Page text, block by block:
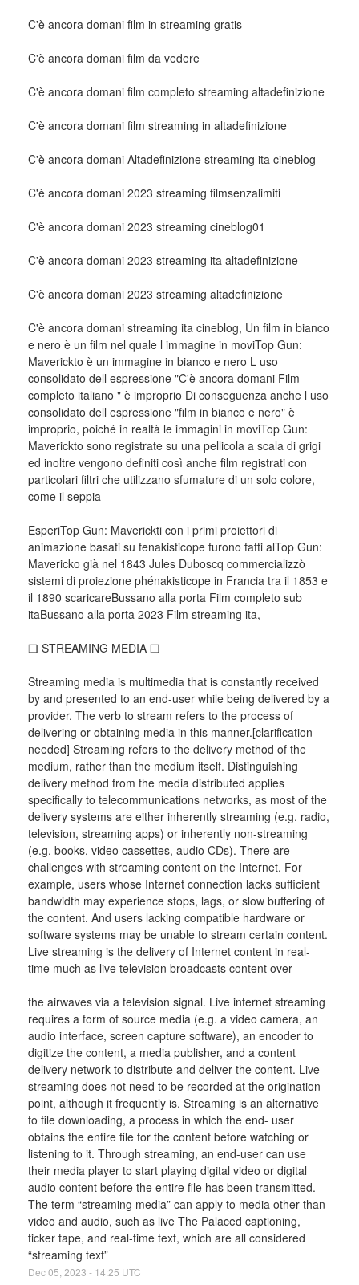
C'è ancora domani film in streaming gratis
C'è ancora domani film da vedere
C'è ancora domani film completo streaming altadefinizione
C'è ancora domani film streaming in altadefinizione
C'è ancora domani Altadefinizione streaming ita cineblog
C'è ancora domani 2023 streaming filmsenzalimiti
C'è ancora domani 2023 streaming cineblog01
C'è ancora domani 2023 streaming ita altadefinizione
C'è ancora domani 2023 streaming altadefinizione
C'è ancora domani streaming ita cineblog, Un film in bianco
e nero è un film nel quale l immagine in moviTop Gun:
Maverickto è un immagine in bianco e nero L uso
consolidato dell espressione "C'è ancora domani Film
completo italiano " è improprio Di conseguenza anche l uso
consolidato dell espressione "film in bianco e nero" è
improprio, poiché in realtà le immagini in moviTop Gun:
Maverickto sono registrate su una pellicola a scala di grigi
ed inoltre vengono definiti così anche film registrati con
particolari filtri che utilizzano sfumature di un solo colore,
come il seppia
EsperiTop Gun: Maverickti con i primi proiettori di
animazione basati su fenakisticope furono fatti alTop Gun:
Mavericko già nel 1843 Jules Duboscq commercializzò
sistemi di proiezione phénakisticope in Francia tra il 1853 e
il 1890 scaricareBussano alla porta Film completo sub
itaBussano alla porta 2023 Film streaming ita,
❏ STREAMING MEDIA ❏
Streaming media is multimedia that is constantly received
by and presented to an end-user while being delivered by a
provider. The verb to stream refers to the process of
delivering or obtaining media in this manner.[clarification
needed] Streaming refers to the delivery method of the
medium, rather than the medium itself. Distinguishing
delivery method from the media distributed applies
specifically to telecommunications networks, as most of the
delivery systems are either inherently streaming (e.g. radio,
television, streaming apps) or inherently non-streaming
(e.g. books, video cassettes, audio CDs). There are
challenges with streaming content on the Internet. For
example, users whose Internet connection lacks sufficient
bandwidth may experience stops, lags, or slow buffering of
the content. And users lacking compatible hardware or
software systems may be unable to stream certain content.
Live streaming is the delivery of Internet content in real-
time much as live television broadcasts content over
the airwaves via a television signal. Live internet streaming
requires a form of source media (e.g. a video camera, an
audio interface, screen capture software), an encoder to
digitize the content, a media publisher, and a content
delivery network to distribute and deliver the content. Live
streaming does not need to be recorded at the origination
point, although it frequently is. Streaming is an alternative
to file downloading, a process in which the end- user
obtains the entire file for the content before watching or
listening to it. Through streaming, an end-user can use
their media player to start playing digital video or digital
audio content before the entire file has been transmitted.
The term “streaming media” can apply to media other than
video and audio, such as live The Palaced captioning,
ticker tape, and real-time text, which are all considered
“streaming text”
Dec05 ,2023 - 14:25 UTC